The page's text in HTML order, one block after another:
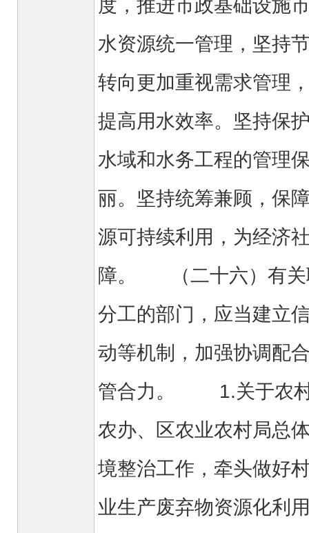
度，推进市政基础设施
水资源统一管理，坚持
转向更加重视需求管理
提高用水效率。坚持保
水域和水务工程的管理
丽。坚持统筹兼顾，保
源可持续利用，为经济
障。 （二十六）有关
分工的部门，应当建立
动等机制，加强协调配
管合力。 1.关于农村
农办、区农业农村局总
境整治工作，牵头做好
业生产废弃物资源化利